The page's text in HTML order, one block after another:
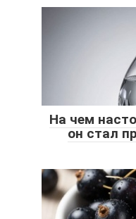
На чем
он стал